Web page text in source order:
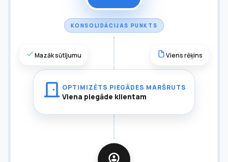
KONSOLIDĀCIJAS PUNKTS
OPTIMIZĒTS PIEGĀDES MARŠRUTS
Viena piegāde klientam
Mazāk sūtījumu Viens rēķins